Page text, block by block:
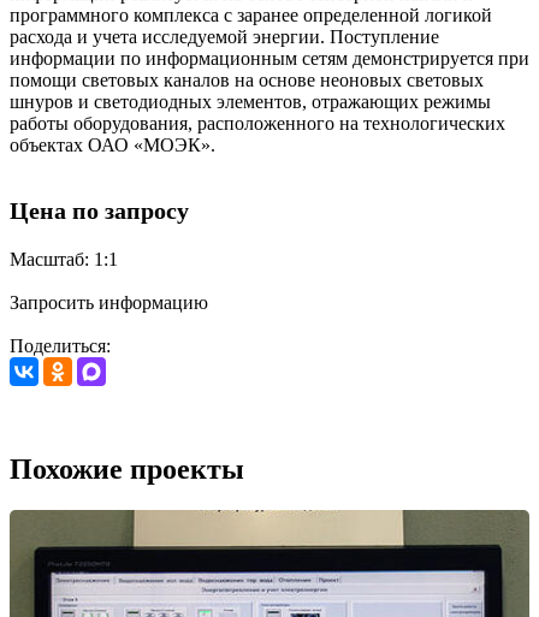
программного комплекса с заранее определенной логикой
расхода и учета исследуемой энергии. Поступление
информации по информационным сетям демонстрируется при
помощи световых каналов на основе неоновых световых
шнуров и светодиодных элементов, отражающих режимы
работы оборудования, расположенного на технологических
объектах ОАО «МОЭК».
Цена по запросу
Масштаб: 1:1
Запросить информацию
Поделиться:
Похожие проекты